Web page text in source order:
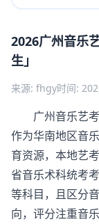
2026广州音乐
生」
来源: fhgy时间:
广州音乐艺考
作为华南地区音
育资源，本地艺
省音乐术科统考
等科目，且区分
向，评分注重音